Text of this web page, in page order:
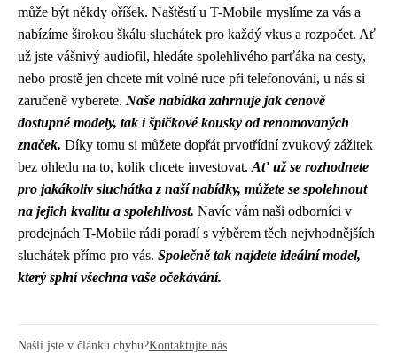
může být někdy oříšek. Naštěstí u T-Mobile myslíme za vás a
nabízíme širokou škálu sluchátek pro každý vkus a rozpočet. Ať
už jste vášnivý audiofil, hledáte spolehlivého parťáka na cesty,
nebo prostě jen chcete mít volné ruce při telefonování, u nás si
zaručeně vyberete. Naše nabídka zahrnuje jak cenově
dostupné modely, tak i špičkové kousky od renomovaných
značek. Díky tomu si můžete dopřát prvotřídní zvukový zážitek
bez ohledu na to, kolik chcete investovat. Ať už se rozhodnete
pro jakákoliv sluchátka z naší nabídky, můžete se spolehnout
na jejich kvalitu a spolehlivost. Navíc vám naši odborníci v
prodejnách T-Mobile rádi poradí s výběrem těch nejvhodnějších
sluchátek přímo pro vás. Společně tak najdete ideální model,
který splní všechna vaše očekávání.
Našli jste v článku chybu?Kontaktujte nás